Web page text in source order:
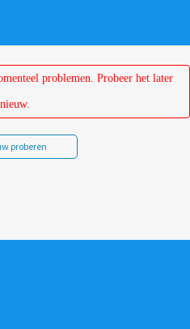
problemen. Probeer het later
proberen